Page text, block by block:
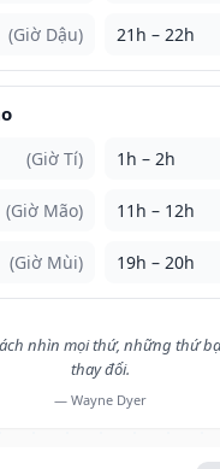
(Giờ Dậu) 21h – 22h
(Giờ Tí) 1h – 2h
(Giờ Mão) 11h – 12h
(Giờ Mùi) 19h – 20h
nhìn mọi thứ, những thứ
thay đổi.
— Wayne Dyer